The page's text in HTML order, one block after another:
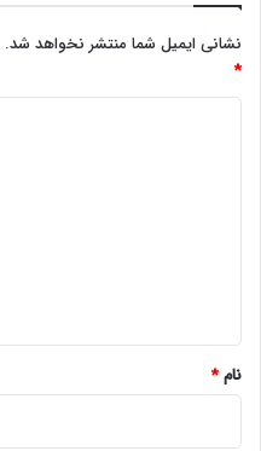
نشانی ایمیل شما منتشر نخواهد شد.
*
نام*